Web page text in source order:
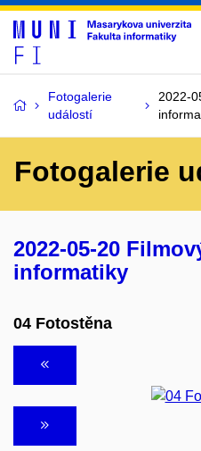
Fotogalerie
událostí
2022-
Fotogalerie
2022-05-20
informatiky
04 Fotostěna